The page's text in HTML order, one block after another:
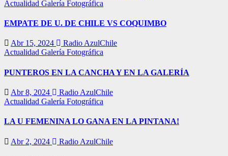
Actualidad Galería Fotográfica
EMPATE DE U. DE CHILE VS COQUIMBO
Abr 15, 2024
Radio AzulChile
Actualidad Galería Fotográfica
PUNTEROS EN LA CANCHA Y EN LA GALERÍA
Abr 8, 2024
Radio AzulChile
Actualidad Galería Fotográfica
LA U FEMENINA LO GANA EN LA PINTANA!
Abr 2, 2024 Radio AzulChile